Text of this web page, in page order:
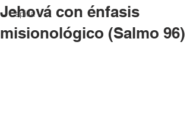
Capilla
Jehová con énfasis
misionológico (Salmo 96)